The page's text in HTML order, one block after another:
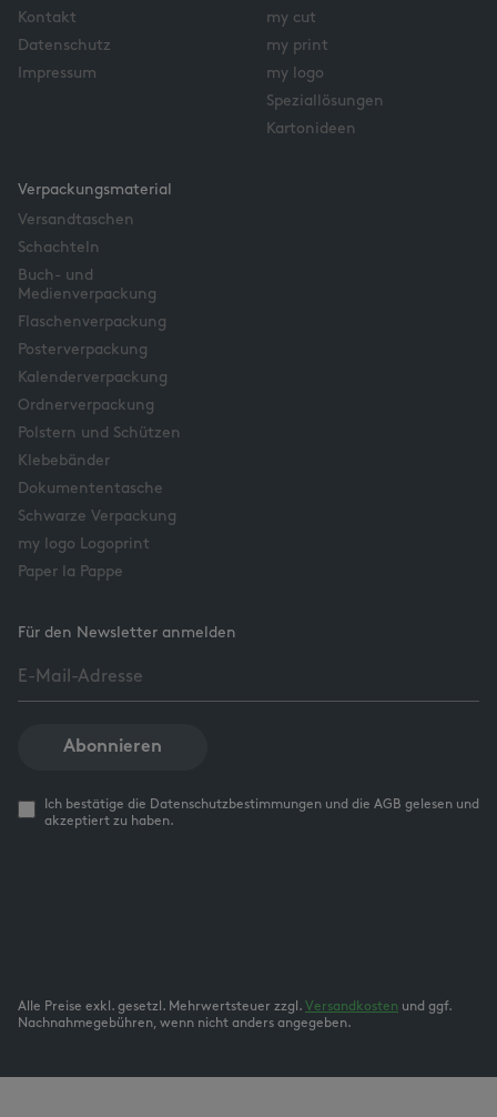
Kontakt
Datenschutz
Impressum
my cut
my print
my logo
Speziallösungen
Kartonideen
Verpackungsmaterial
Versandtaschen
Schachteln
Buch- und
Medienverpackung
Flaschenverpackung
Posterverpackung
Kalenderverpackung
Ordnerverpackung
Polstern und Schützen
Klebebänder
Dokumententasche
Schwarze Verpackung
my logo Logoprint
Paper la Pappe
Für den Newsletter anmelden
Abonnieren
Ich bestätige die Datenschutzbestimmungen und die AGB gelesen und
akzeptiert zu haben.
Alle Preise exkl. gesetzl. Mehrwertsteuer zzgl. Versandkosten und ggf.
Nachnahmegebühren, wenn nicht anders angegeben.